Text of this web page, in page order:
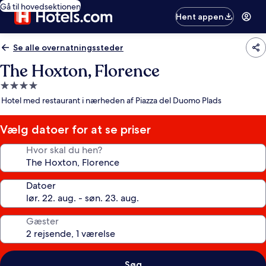
Gå til hovedsektionen
Hent appen
Se alle overnatningssteder
The Hoxton, Florence
4.0-
stjernet
Hotel med restaurant i nærheden af Piazza del Duomo Plads
Vælg datoer for at se priser
Hvor skal du hen?
Datoer
Gæster